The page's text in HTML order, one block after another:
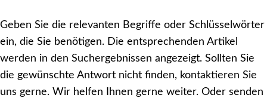
Geben Sie die relevanten Begriffe oder Schlüsselwörter
ein, die Sie benötigen. Die entsprechenden Artikel
werden in den Suchergebnissen angezeigt. Sollten Sie
die gewünschte Antwort nicht finden, kontaktieren Sie
uns gerne. Wir helfen Ihnen gerne weiter. Oder senden